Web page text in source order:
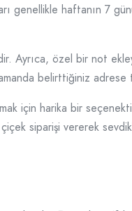
genellikle haftanın 7
Ayrıca, özel bir not
belirttiğiniz
için harika bir
siparişi vererek